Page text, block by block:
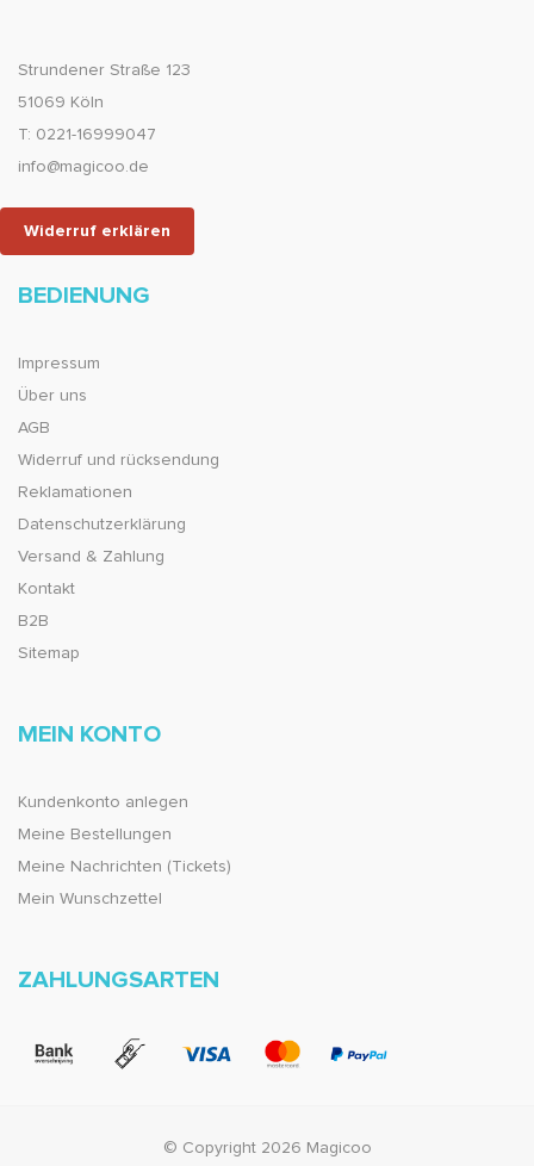
Strundener Straße 123
51069 Köln
T: 0221-16999047
info@magicoo.de
Widerruf erklären
BEDIENUNG
Impressum
Über uns
AGB
Widerruf und rücksendung
Reklamationen
Datenschutzerklärung
Versand & Zahlung
Kontakt
B2B
Sitemap
MEIN KONTO
Kundenkonto anlegen
Meine Bestellungen
Meine Nachrichten (Tickets)
Mein Wunschzettel
ZAHLUNGSARTEN
© Copyright 2026 Magicoo